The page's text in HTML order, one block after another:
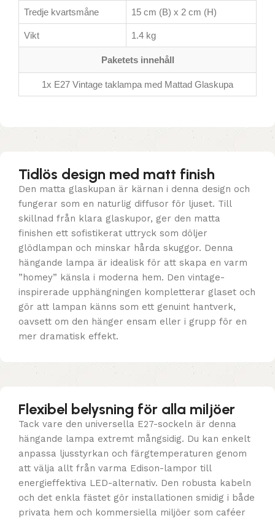
Tredje kvartsmåne 15 cm (B) x 2 cm (H)
Vikt 1.4 kg
Paketets innehåll
1x E27 Vintage taklampa med Mattad Glaskupa
Tidlös design med matt finish
Den matta glaskupan är kärnan i denna design och
fungerar som en naturlig diffusor för ljuset. Till
skillnad från klara glaskupor, ger den matta
finishen ett sofistikerat uttryck som döljer
glödlampan och minskar hårda skuggor. Denna
hängande lampa är idealisk för att skapa en varm
”homey” känsla i moderna hem. Den vintage-
inspirerade upphängningen kompletterar glaset och
gör att lampan känns som ett genuint hantverk,
oavsett om den hänger ensam eller i grupp för en
mer dramatisk effekt.
Flexibel belysning för alla miljöer
Tack vare den universella E27-sockeln är denna
hängande lampa extremt mångsidig. Du kan enkelt
anpassa ljusstyrkan och färgtemperaturen genom
att välja allt från varma Edison-lampor till
energieffektiva LED-alternativ. Den robusta kabeln
och det enkla fästet gör installationen smidig i både
privata hem och kommersiella miljöer som caféer